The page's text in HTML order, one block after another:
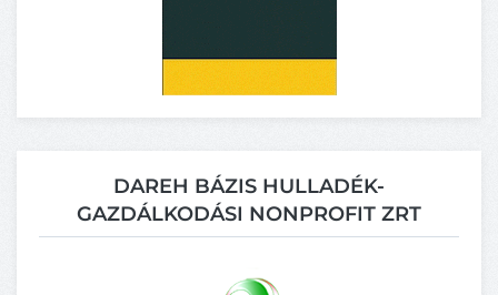
DAREH BÁZIS HULLADÉK-
GAZDÁLKODÁSI NONPROFIT ZRT